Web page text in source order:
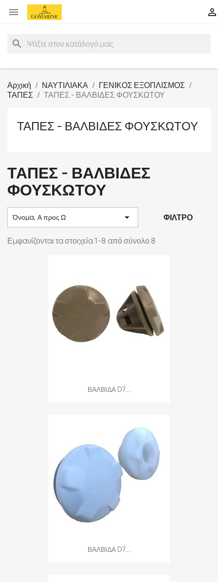
 
search
Αρχική ΝΑΥΤΙΛΙΑΚΑ
ΓΕΝΙΚΟΣ ΕΞΟΠΛΙΣΜΟΣ
ΤΑΠΕΣ
ΤΑΠΕΣ - ΒΑΛΒΙΔΕΣ ΦΟΥΣΚΩΤΟΥ
ΤΑΠΕΣ - ΒΑΛΒΙΔΕΣ ΦΟΥΣΚΩΤΟΥ
ΤΑΠΕΣ - ΒΑΛΒΙΔΕΣ
ΦΟΥΣΚΩΤΟΥ
Όνομα, Α προς Ω  ΦΊΛΤΡΟ
Εμφανίζονται τα στοιχεία 1-8 από σύνολο 8
ΒΑΛΒΙΔΑ D7...
ΒΑΛΒΙΔΑ D7...